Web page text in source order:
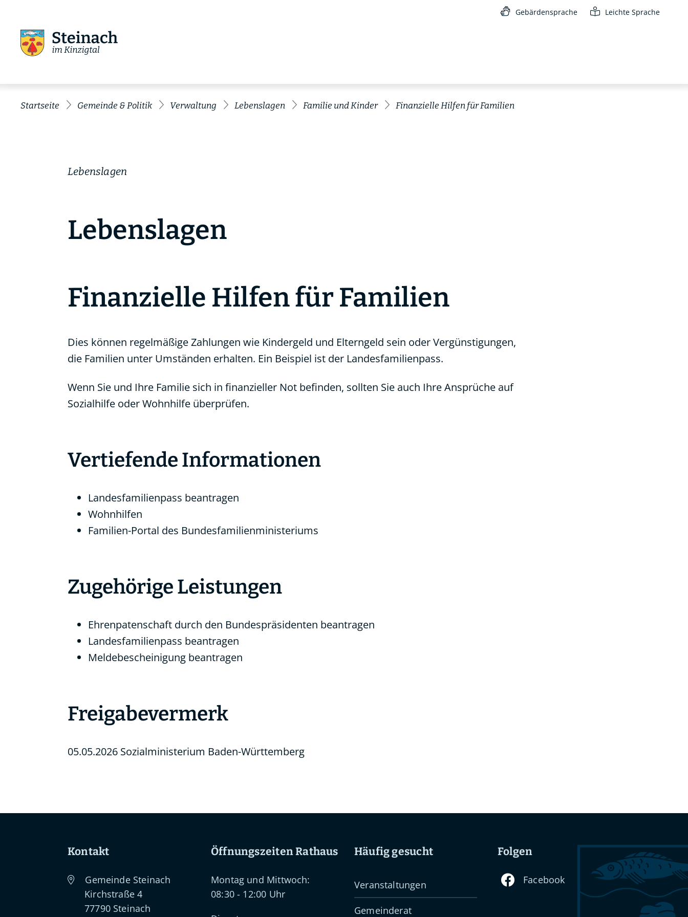
Gebärdensprache Leichte Sprache
Startseite Gemeinde & Politik Verwaltung Lebenslagen Familie und Kinder Finanzielle Hilfen für Familien
Lebenslagen
Lebenslagen
Finanzielle Hilfen für Familien
Dies können regelmäßige Zahlungen wie Kindergeld und Elterngeld sein oder Vergünstigungen,
die Familien unter Umständen erhalten. Ein Beispiel ist der Landesfamilienpass.
Wenn Sie und Ihre Familie sich in finanzieller Not befinden, sollten Sie auch Ihre Ansprüche auf
Sozialhilfe oder Wohnhilfe überprüfen.
Vertiefende Informationen
Landesfamilienpass beantragen
Wohnhilfen
Familien-Portal des Bundesfamilienministeriums
Zugehörige Leistungen
Ehrenpatenschaft durch den Bundespräsidenten beantragen
Landesfamilienpass beantragen
Meldebescheinigung beantragen
Freigabevermerk
05.05.2026 Sozialministerium Baden-Württemberg
Kontakt
Gemeinde Steinach
Kirchstraße 4
77790 Steinach
Öffnungszeiten Rathaus
Montag und Mittwoch:
08:30 - 12:00 Uhr
Häufig gesucht
Veranstaltungen
Gemeinderat
Folgen